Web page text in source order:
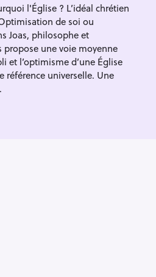
l'Église ? L’idéal chrétien
de soi ou
Joas, philosophe et
une voie moyenne
et l’optimisme d’une Église
référence universelle. Une
appuyez sur